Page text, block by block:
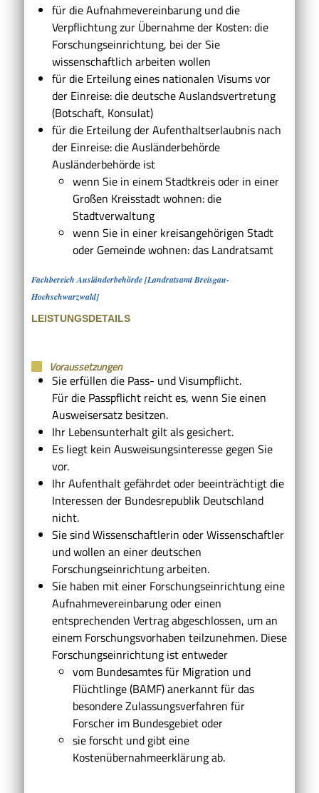
für die Aufnahmevereinbarung und die
Verpflichtung zur Übernahme der Kosten: die
Forschungseinrichtung, bei der Sie
wissenschaftlich arbeiten wollen
für die Erteilung eines nationalen Visums vor
der Einreise: die deutsche Auslandsvertretung
(Botschaft, Konsulat)
für die Erteilung der Aufenthaltserlaubnis nach
der Einreise: die Ausländerbehörde
Ausländerbehörde ist
wenn Sie in einem Stadtkreis oder in einer
Großen Kreisstadt wohnen: die
Stadtverwaltung
wenn Sie in einer kreisangehörigen Stadt
oder Gemeinde wohnen: das Landratsamt
Fachbereich Ausländerbehörde [Landratsamt Breisgau-
Hochschwarzwald]
LEISTUNGSDETAILS
Voraussetzungen
Sie erfüllen die Pass- und Visumpflicht.
Für die Passpflicht reicht es, wenn Sie einen
Ausweisersatz besitzen.
Ihr Lebensunterhalt gilt als gesichert.
Es liegt kein Ausweisungsinteresse gegen Sie
vor.
Ihr Aufenthalt gefährdet oder beeinträchtigt die
Interessen der Bundesrepublik Deutschland
nicht.
Sie sind Wissenschaftlerin oder Wissenschaftler
und wollen an einer deutschen
Forschungseinrichtung arbeiten.
Sie haben mit einer Forschungseinrichtung eine
Aufnahmevereinbarung oder einen
entsprechenden Vertrag abgeschlossen, um an
einem Forschungsvorhaben teilzunehmen. Diese
Forschungseinrichtung ist entweder
vom Bundesamtes für Migration und
Flüchtlinge (BAMF) anerkannt für das
besondere Zulassungsverfahren für
Forscher im Bundesgebiet oder
sie forscht und gibt eine
Kostenübernahmeerklärung ab.